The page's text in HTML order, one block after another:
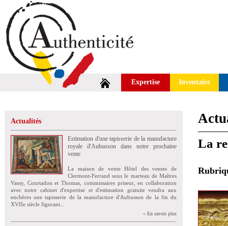
Expertise Inventaire
Actualités
Estimation d'une tapisserie de la manufacture
royale d'Aubusson dans notre prochaine
vente
La maison de vente Hôtel des ventes de
Clermont-Ferrand sous le marteau de Maîtres
Vassy, Courtadon et Thomas, commissaires priseur, en collaboration
avec notre cabinet d'expertise et d'estimation gratuite vendra aux
enchères une tapisserie de la manufacture d'Aubusson de la fin du
XVIIe siècle figurant...
» En savoir plus
La